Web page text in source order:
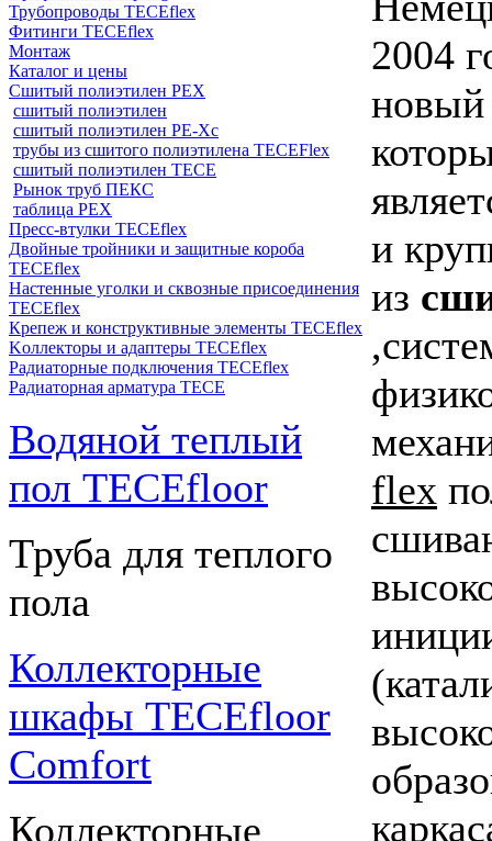
Трубопроводы TECEflex
Фитинги TECEflex
Монтаж
Каталог и цены
Сшитый полиэтилен PEX
сшитый полиэтилен
сшитый полиэтилен PE-Xc
трубы из сшитого полиэтилена TECEFlex
сшитый полиэтилен TECE
Рынок труб ПЕКС
таблица PEX
Пресс-втулки TECEflex
Двойные тройники и защитные короба
TECEflex
Настенные уголки и сквозные присоединения
TECEflex
Крепеж и конструктивные элементы TECEflex
Kоллекторы и адаптеры TECEflex
Радиаторные подключения TECEflex
Радиаторная арматура TECE
Водяной теплый
пол TECEfloor
Труба для теплого
пола
Коллекторные
шкафы TECEfloor
Comfort
Коллекторные
2004
новый
и
из
flex